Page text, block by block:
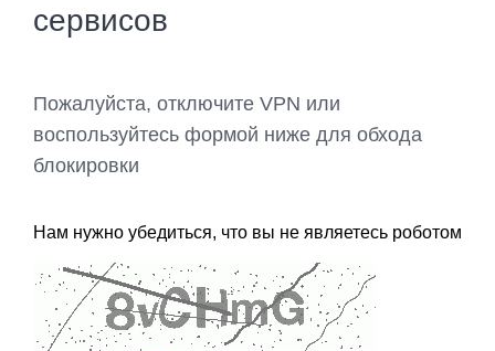
сервисов
Пожалуйста, отключите VPN или
воспользуйтесь формой ниже для обхода
блокировки
Нам нужно убедиться, что вы не являетесь роботом